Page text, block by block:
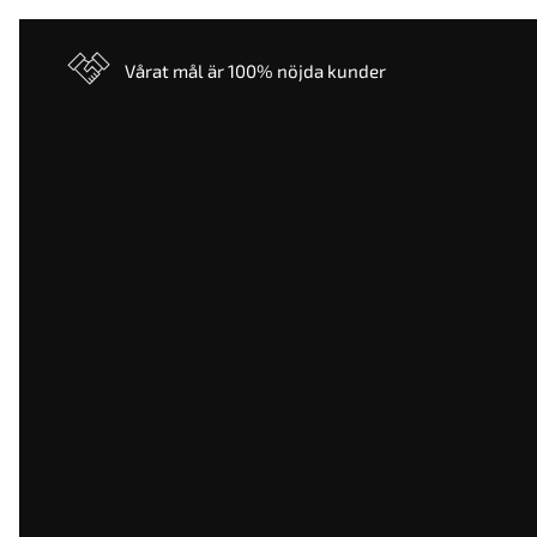
Vårat mål är 100% nöjda kunder